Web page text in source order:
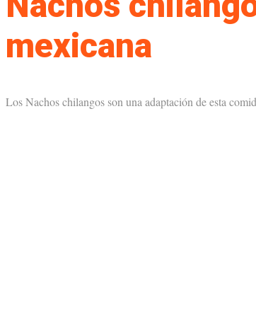
mexicana
Los Nachos chilangos son una adaptación de esta